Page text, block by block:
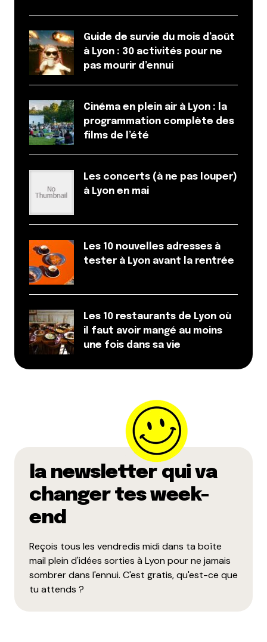
Guide de survie du mois d’août
à Lyon : 30 activités pour ne
pas mourir d’ennui
Cinéma en plein air à Lyon : la
programmation complète des
films de l’été
Les concerts (à ne pas louper)
à Lyon en mai
Les 10 nouvelles adresses à
tester à Lyon avant la rentrée
Les 10 restaurants de Lyon où
il faut avoir mangé au moins
une fois dans sa vie
la newsletter qui va
changer tes week-
end
Reçois tous les vendredis midi dans ta boîte
mail plein d'idées sorties à Lyon pour ne jamais
sombrer dans l'ennui. C'est gratis, qu'est-ce que
tu attends ?